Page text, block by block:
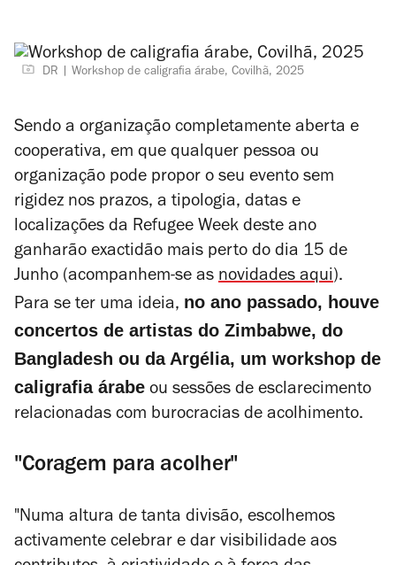
DR Workshop de caligrafia árabe, Covilhã, 2025
Sendo a organização completamente aberta e
cooperativa, em que qualquer pessoa ou
organização pode propor o seu evento sem
rigidez nos prazos, a tipologia, datas e
localizações da Refugee Week deste ano
ganharão exactidão mais perto do dia 15 de
Junho (acompanhem-se as novidades aqui).
Para se ter uma ideia, no ano passado, houve
concertos de artistas do Zimbabwe, do
Bangladesh ou da Argélia, um workshop de
caligrafia árabe ou sessões de esclarecimento
relacionadas com burocracias de acolhimento.
"Coragem para acolher"
"Numa altura de tanta divisão, escolhemos
activamente celebrar e dar visibilidade aos